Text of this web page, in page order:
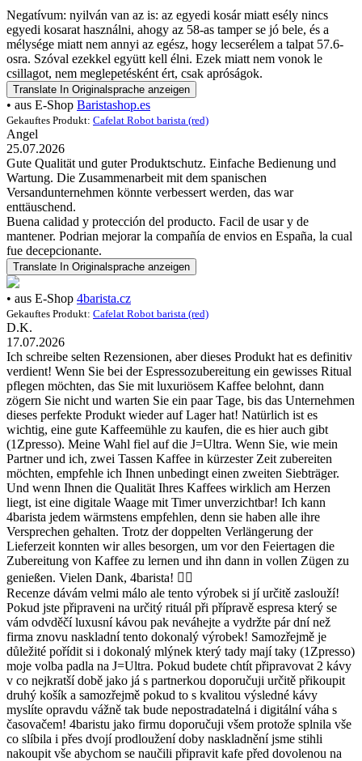
Negatívum: nyilván van az is: az egyedi kosár miatt esély nincs
egyedi kosarat használni, ahogy az 58-as tamper se jó bele, és a
mélysége miatt nem annyi az egész, hogy lecserélem a talpat 57.6-
osra. Szóval ezekkel együtt kell élni. Ezek miatt nem vonok le
csillagot, nem meglepetésként ért, csak apróságok.
Translate In Originalsprache anzeigen
• aus E-Shop Baristashop.es
Gekauftes Produkt: Cafelat Robot barista (red)
Angel
25.07.2026
Gute Qualität und guter Produktschutz. Einfache Bedienung und
Wartung. Die Zusammenarbeit mit dem spanischen
Versandunternehmen könnte verbessert werden, das war
enttäuschend.
Buena calidad y protección del producto. Facil de usar y de
mantener. Podrian mejorar la compañía de envios en España, la cual
fue decepcionante.
Translate In Originalsprache anzeigen
• aus E-Shop 4barista.cz
Gekauftes Produkt: Cafelat Robot barista (red)
D.K.
17.07.2026
Ich schreibe selten Rezensionen, aber dieses Produkt hat es definitiv
verdient! Wenn Sie bei der Espressozubereitung ein gewisses Ritual
pflegen möchten, das Sie mit luxuriösem Kaffee belohnt, dann
zögern Sie nicht und warten Sie ein paar Tage, bis das Unternehmen
dieses perfekte Produkt wieder auf Lager hat! Natürlich ist es
wichtig, eine gute Kaffeemühle zu kaufen, die es hier auch gibt
(1Zpresso). Meine Wahl fiel auf die J=Ultra. Wenn Sie, wie mein
Partner und ich, zwei Tassen Kaffee in kürzester Zeit zubereiten
möchten, empfehle ich Ihnen unbedingt einen zweiten Siebträger.
Und wenn Ihnen die Qualität Ihres Kaffees wirklich am Herzen
liegt, ist eine digitale Waage mit Timer unverzichtbar! Ich kann
4barista jedem wärmstens empfehlen, denn sie haben alle ihre
Versprechen gehalten. Trotz der doppelten Verlängerung der
Lieferzeit konnten wir alles besorgen, um vor den Feiertagen die
Zubereitung von Kaffee zu lernen und ihn dann in vollen Zügen zu
genießen. Vielen Dank, 4barista! 👍🏼
Recenze dávám velmi málo ale tento výrobek si jí určitě zaslouží!
Pokud jste připraveni na určitý rituál při přípravě espresa který se
vám odvděčí luxusní kávou pak neváhejte a vydržte pár dní než
firma znovu naskladní tento dokonalý výrobek! Samozřejmě je
důležité pořídit si i dokonalý mlýnek který tady mají taky (1Zpresso)
moje volba padla na J=Ultra. Pokud budete chtít připravovat 2 kávy
v co nejkratší době jako já s partnerkou doporučuji určitě přikoupit
druhý košík a samozřejmě pokud to s kvalitou výsledné kávy
myslíte opravdu vážně tak bude nepostradatelná i digitální váha s
časovačem! 4baristu jako firmu doporučuji všem protože splnila vše
co slíbila i přes dvojí prodloužení doby naskladnění jsme stihli
nakoupit vše abychom se naučili připravit kafe před dovolenou na